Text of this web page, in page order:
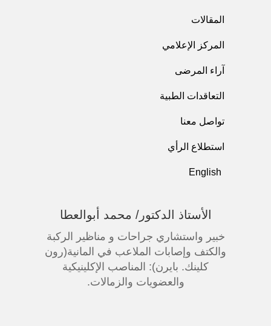
المقالات
المركز الإعلامي
آراء المرضى
التعاقدات الطبية
تواصل معنا
استطلاع الرأي
English
الأستاذ الدكتور/ محمد أبوالعطا
خبير واستشاري جراحات و مناظير الركبة
والكتف وإصابات الملاعب في المانية(رون
كلينك. بايرن): المناصب الإكلينيكية
والعضويات والزمالات.